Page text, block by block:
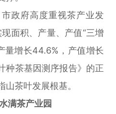
政府高度重视茶产业发
面积、产量、产值“三增
量增长44.6%，产值增长
种茶基因测序报告》的正
茶叶发展根基。
满茶产业园